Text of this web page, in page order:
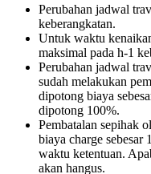
Perubahan jadwal
keberangkatan.
Untuk waktu
maksimal pada h-1
Perubahan jadwal
sudah melakukan
dipotong biaya
dipotong 100%.
Pembatalan sepihak
biaya charge
waktu ketentuan.
akan hangus.